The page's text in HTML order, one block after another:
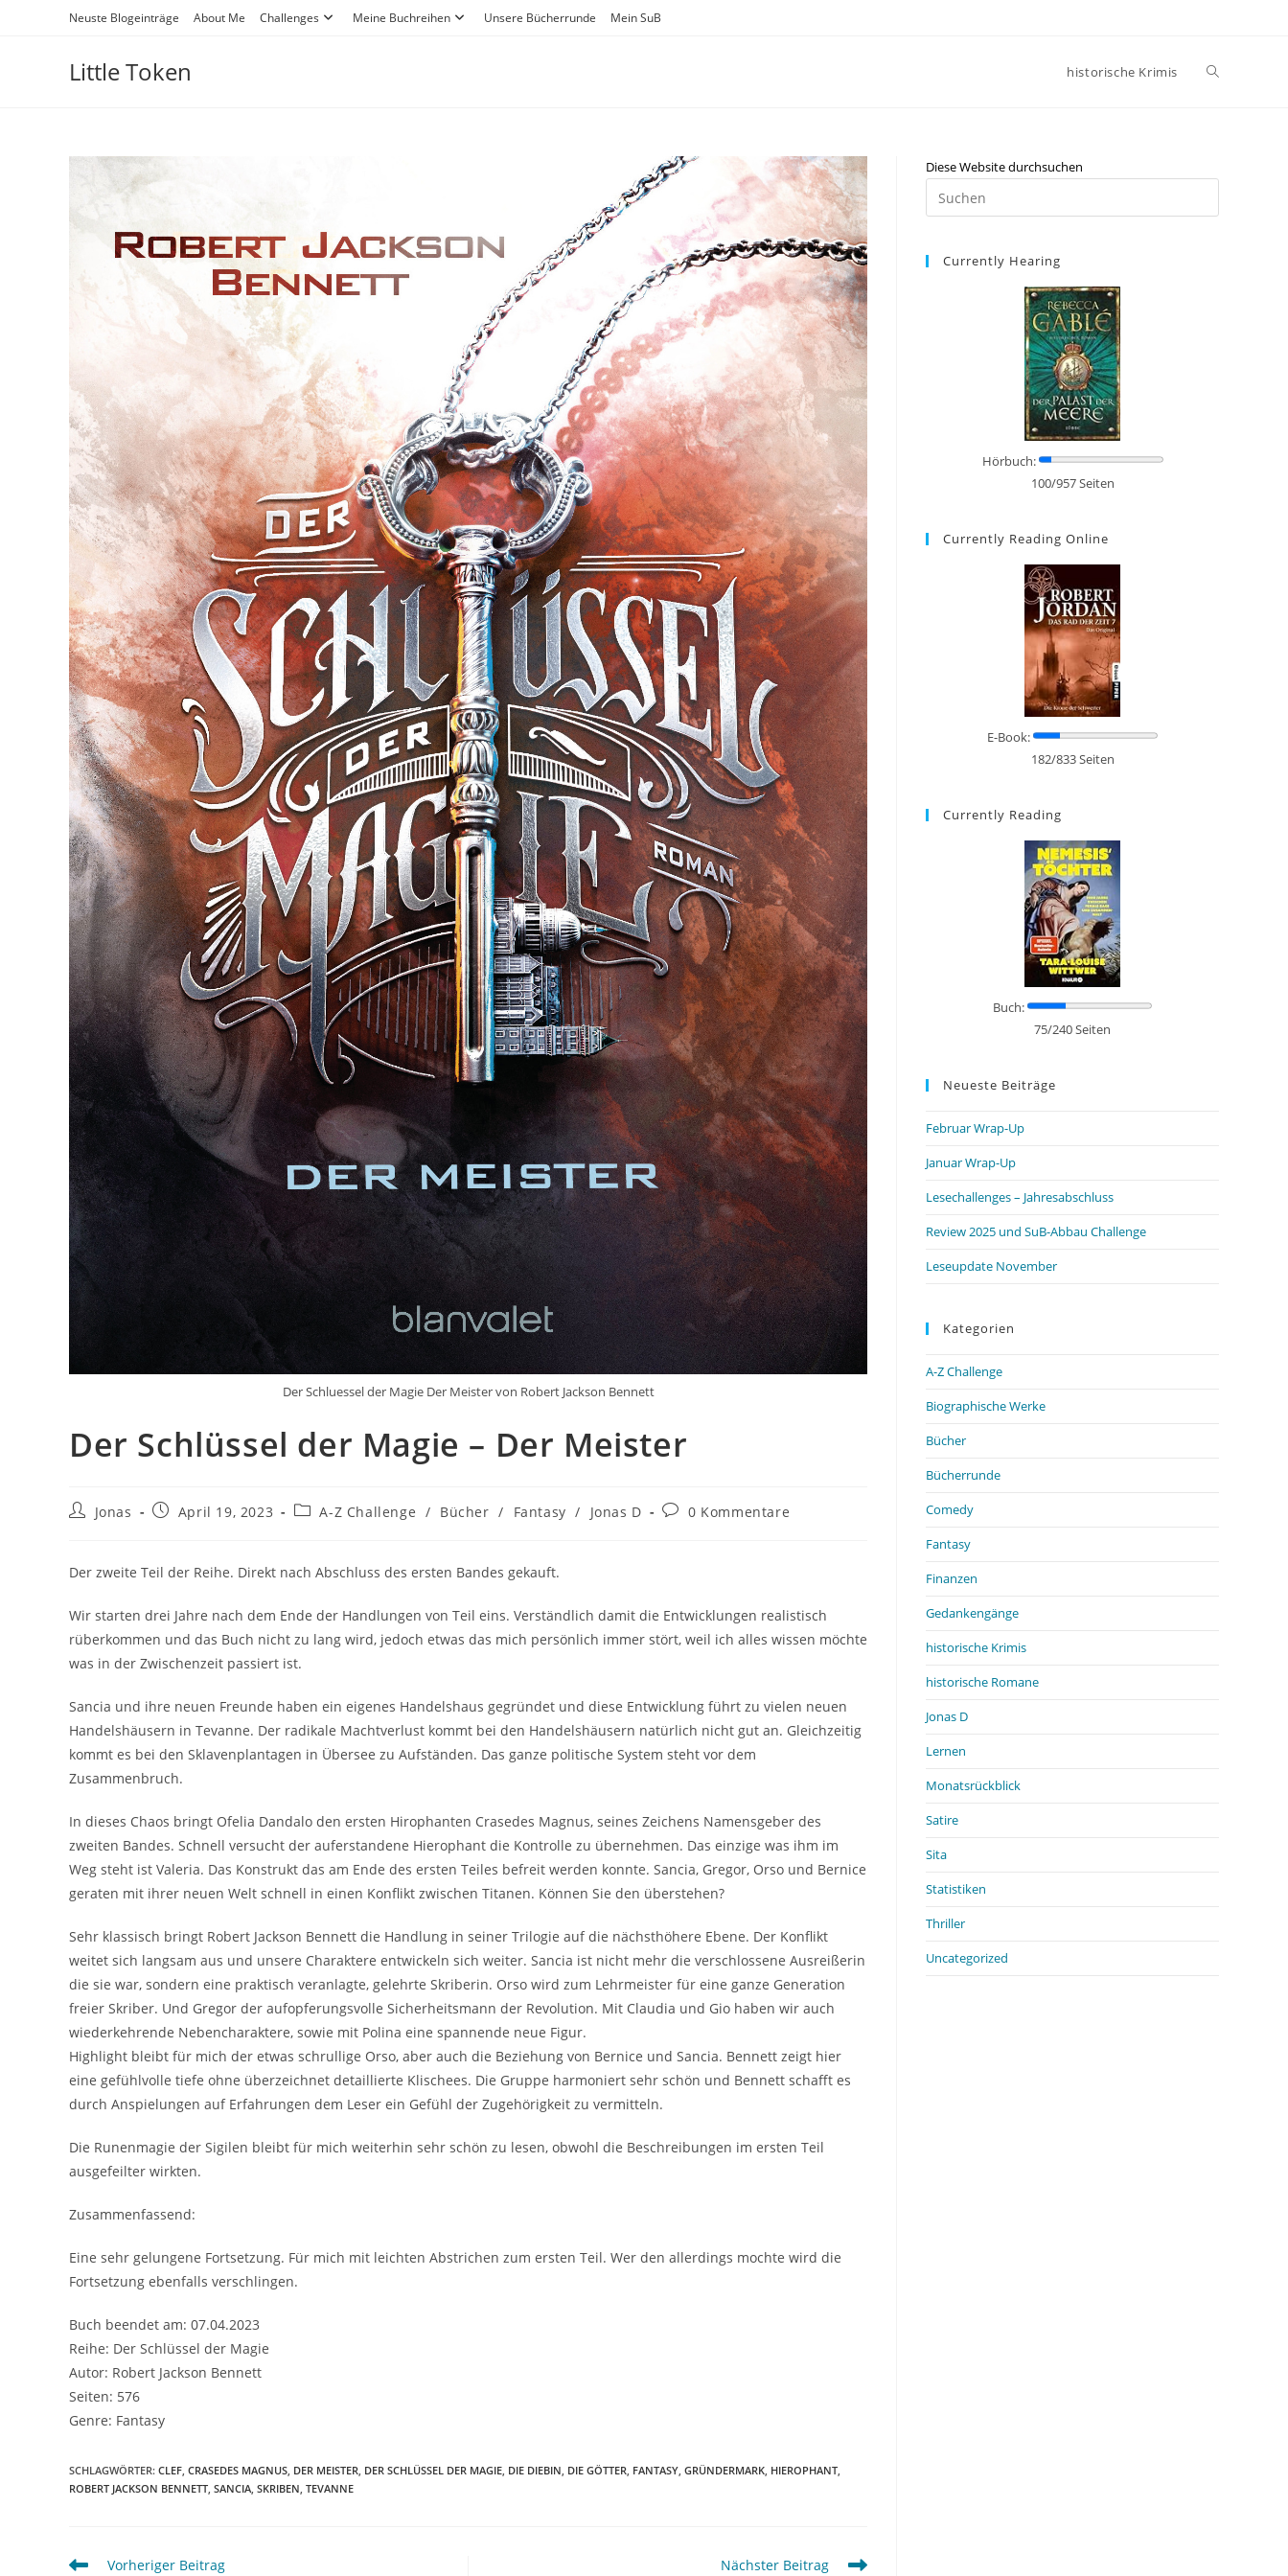
Neuste Blogeinträge About Me Challenges Meine Buchreihen Unsere Bücherrunde Mein SuB
Little Token historische Krimis
Der Schluessel der Magie Der Meister von Robert Jackson Bennett
Der Schlüssel der Magie – Der Meister
Jonas April 19, 2023 A-Z Challenge / Bücher / Fantasy / Jonas D 0 Kommentare
Der zweite Teil der Reihe. Direkt nach Abschluss des ersten Bandes gekauft.
Wir starten drei Jahre nach dem Ende der Handlungen von Teil eins. Verständlich damit die Entwicklungen realistisch
rüberkommen und das Buch nicht zu lang wird, jedoch etwas das mich persönlich immer stört, weil ich alles wissen möchte
was in der Zwischenzeit passiert ist.
Sancia und ihre neuen Freunde haben ein eigenes Handelshaus gegründet und diese Entwicklung führt zu vielen neuen
Handelshäusern in Tevanne. Der radikale Machtverlust kommt bei den Handelshäusern natürlich nicht gut an. Gleichzeitig
kommt es bei den Sklavenplantagen in Übersee zu Aufständen. Das ganze politische System steht vor dem
Zusammenbruch.
In dieses Chaos bringt Ofelia Dandalo den ersten Hirophanten Crasedes Magnus, seines Zeichens Namensgeber des
zweiten Bandes. Schnell versucht der auferstandene Hierophant die Kontrolle zu übernehmen. Das einzige was ihm im
Weg steht ist Valeria. Das Konstrukt das am Ende des ersten Teiles befreit werden konnte. Sancia, Gregor, Orso und Bernice
geraten mit ihrer neuen Welt schnell in einen Konflikt zwischen Titanen. Können Sie den überstehen?
Sehr klassisch bringt Robert Jackson Bennett die Handlung in seiner Trilogie auf die nächsthöhere Ebene. Der Konflikt
weitet sich langsam aus und unsere Charaktere entwickeln sich weiter. Sancia ist nicht mehr die verschlossene Ausreißerin
die sie war, sondern eine praktisch veranlagte, gelehrte Skriberin. Orso wird zum Lehrmeister für eine ganze Generation
freier Skriber. Und Gregor der aufopferungsvolle Sicherheitsmann der Revolution. Mit Claudia und Gio haben wir auch
wiederkehrende Nebencharaktere, sowie mit Polina eine spannende neue Figur.
Highlight bleibt für mich der etwas schrullige Orso, aber auch die Beziehung von Bernice und Sancia. Bennett zeigt hier
eine gefühlvolle tiefe ohne überzeichnet detaillierte Klischees. Die Gruppe harmoniert sehr schön und Bennett schafft es
durch Anspielungen auf Erfahrungen dem Leser ein Gefühl der Zugehörigkeit zu vermitteln.
Die Runenmagie der Sigilen bleibt für mich weiterhin sehr schön zu lesen, obwohl die Beschreibungen im ersten Teil
ausgefeilter wirkten.
Zusammenfassend:
Eine sehr gelungene Fortsetzung. Für mich mit leichten Abstrichen zum ersten Teil. Wer den allerdings mochte wird die
Fortsetzung ebenfalls verschlingen.
Buch beendet am: 07.04.2023
Reihe: Der Schlüssel der Magie
Autor: Robert Jackson Bennett
Seiten: 576
Genre: Fantasy
SCHLAGWÖRTER: CLEF CRASEDES MAGNUS DER MEISTER DER SCHLÜSSEL DER MAGIE DIE DIEBIN DIE GÖTTER FANTASY GRÜNDERMARK HIEROPHANT
ROBERT JACKSON BENNETT SANCIA SKRIBEN TEVANNE
Vorheriger Beitrag Nächster Beitrag
Diese Website durchsuchen
Currently Hearing
Hörbuch:
100/957 Seiten
Currently Reading Online
E-Book:
182/833 Seiten
Currently Reading
Buch:
75/240 Seiten
Neueste Beiträge
Februar Wrap-Up
Januar Wrap-Up
Lesechallenges – Jahresabschluss
Review 2025 und SuB-Abbau Challenge
Leseupdate November
Kategorien
A-Z Challenge
Biographische Werke
Bücher
Bücherrunde
Comedy
Fantasy
Finanzen
Gedankengänge
historische Krimis
historische Romane
Jonas D
Lernen
Monatsrückblick
Satire
Sita
Statistiken
Thriller
Uncategorized